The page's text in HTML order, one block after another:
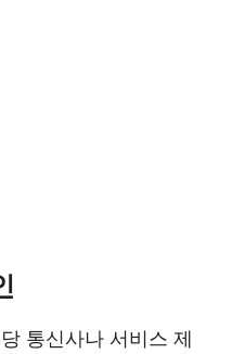
통신사나 서비스 제